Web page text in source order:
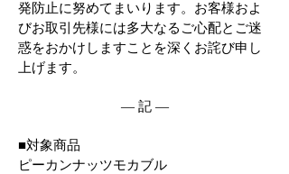
発防止に努めてまいります。お客様およ
びお取引先様には多大なるご心配とご迷
惑をおかけしますことを深くお詫び申し
上げます。
― 記 ―
■対象商品
ピーカンナッツモカブル